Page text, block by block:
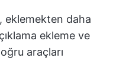
eklemekten daha
ekleme ve
araçları